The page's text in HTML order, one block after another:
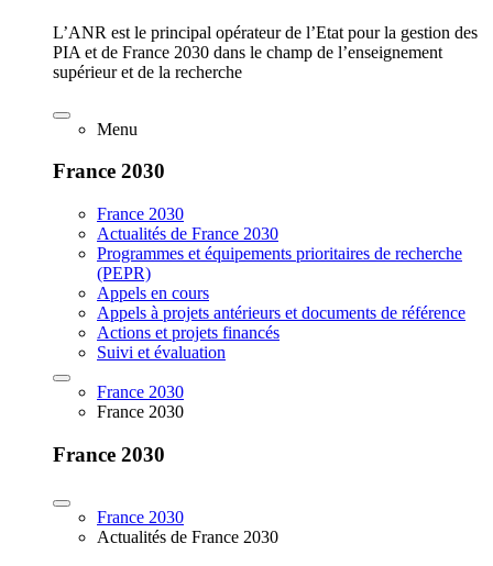
L’ANR est le principal opérateur de l’Etat pour la gestion des
PIA et de France 2030 dans le champ de l’enseignement
supérieur et de la recherche
Menu
France 2030
France 2030
Actualités de France 2030
Programmes et équipements prioritaires de recherche
(PEPR)
Appels en cours
Appels à projets antérieurs et documents de référence
Actions et projets financés
Suivi et évaluation
France 2030
France 2030
France 2030
France 2030
Actualités de France 2030